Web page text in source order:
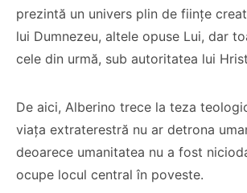
prezintă un univers plin de ființe
lui Dumnezeu, altele opuse Lui, dar
cele din urmă, sub autoritatea lui
De aici, Alberino trece la teza
viața extraterestră nu ar detrona
deoarece umanitatea nu a fost
ocupe locul central în poveste.